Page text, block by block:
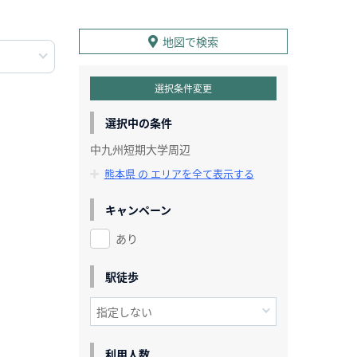
地図で検索
選択条件変更
選択中の条件
中九州短期大学周辺
熊本県 の エリアを全て表示する
キャンペーン
あり
駅徒歩